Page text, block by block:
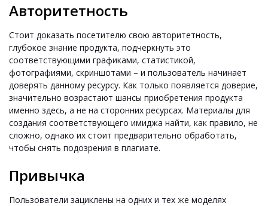
Авторитетность
Стоит доказать посетителю свою авторитетность,
глубокое знание продукта, подчеркнуть это
соответствующими графиками, статистикой,
фотографиями, скриншотами – и пользователь начинает
доверять данному ресурсу. Как только появляется доверие,
значительно возрастают шансы приобретения продукта
именно здесь, а не на сторонних ресурсах. Материалы для
создания соответствующего имиджа найти, как правило, не
сложно, однако их стоит предварительно обработать,
чтобы снять подозрения в плагиате.
Привычка
Пользователи зациклены на одних и тех же моделях